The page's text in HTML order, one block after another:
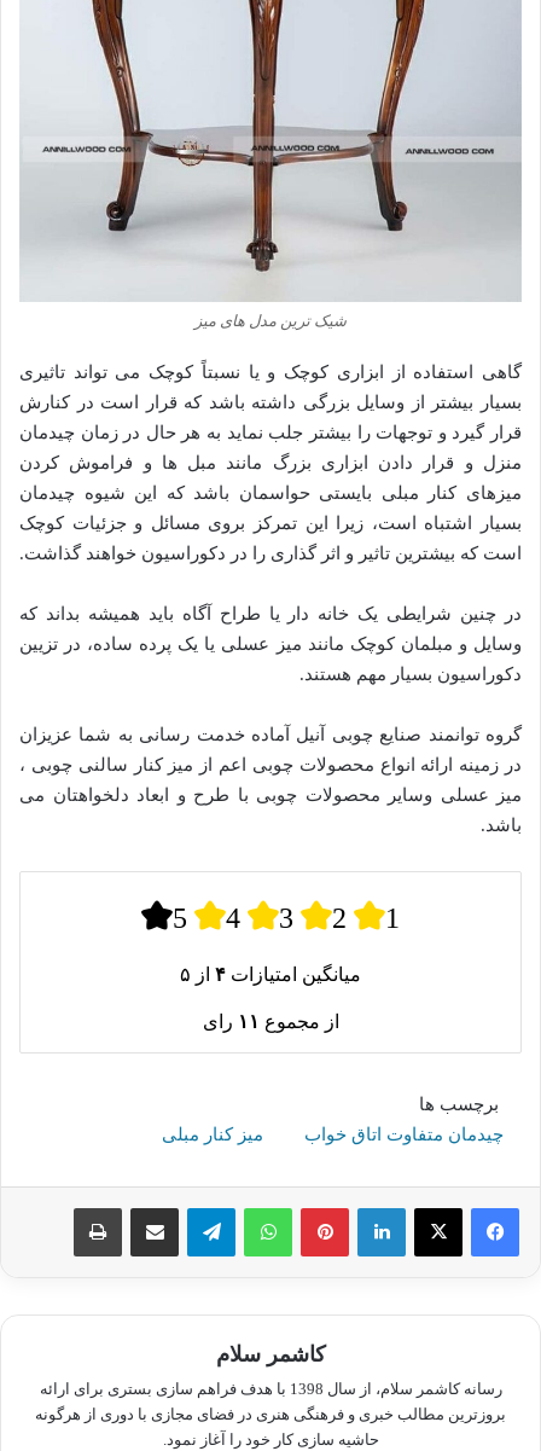
شیک ترین مدل های میز
گاهی استفاده از ابزاری کوچک و یا نسبتاً کوچک می تواند تاثیری
بسیار بیشتر از وسایل بزرگی داشته باشد که قرار است در کنارش
قرار گیرد و توجهات را بیشتر جلب نماید به هر حال در زمان چیدمان
منزل و قرار دادن ابزاری بزرگ مانند مبل ها و فراموش کردن
میزهای کنار مبلی بایستی حواسمان باشد که این شیوه چیدمان
بسیار اشتباه است، زیرا این تمرکز بروی مسائل و جزئیات کوچک
است که بیشترین تاثیر و اثر گذاری را در دکوراسیون خواهند گذاشت.
در چنین شرایطی یک خانه دار یا طراح آگاه باید همیشه بداند که
وسایل و مبلمان کوچک مانند میز عسلی یا یک پرده ساده، در تزیین
دکوراسیون بسیار مهم هستند.
گروه توانمند صنایع چوبی آنیل آماده خدمت رسانی به شما عزیزان
در زمینه ارائه انواع محصولات چوبی اعم از میز کنار سالنی چوبی ،
میز عسلی وسایر محصولات چوبی با طرح و ابعاد دلخواهتان می
باشد.
5 4 3 2 1
میانگین امتیازات ۴ از ۵
از مجموع ۱۱ رای
برچسب ها
چیدمان متفاوت اتاق خواب
میز کنار مبلی
لینکدین پینترستواتس آپ تلگرام اشتراک گذاری از طریق ایمیل چاپ
کاشمر سلام
رسانه کاشمر سلام، از سال 1398 با هدف فراهم سازی بستری برای ارائه
بروزترین مطالب خبری و فرهنگی هنری در فضای مجازی با دوری از هرگونه
حاشیه سازی کار خود را آغاز نمود.